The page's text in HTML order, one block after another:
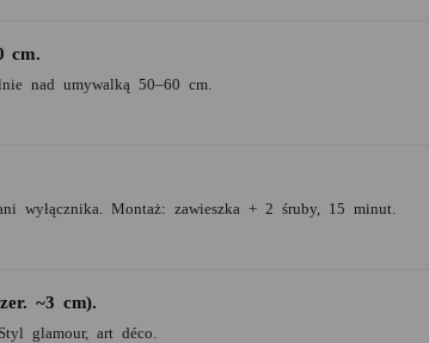
cm.
nad umywalką 50–60 cm.
wyłącznika. Montaż: zawieszka + 2 śruby, 15 minut.
~3 cm).
glamour, art déco.